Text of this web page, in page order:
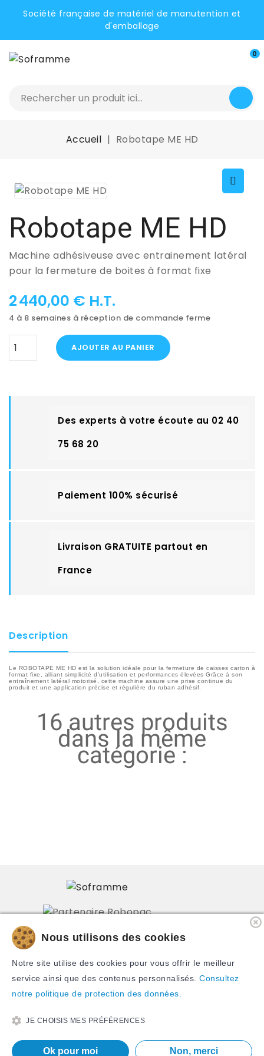
Société française de matériel de manutention et
d'emballage
0
Accueil Robotape ME HD
Robotape ME HD
Machine adhésiveuse avec entrainement latéral
pour la fermeture de boites à format fixe
2 440,00 € H.T.
4 à 8 semaines à réception de commande ferme
AJOUTER AU PANIER
Des experts à votre écoute au 02 40
75 68 20
Paiement 100% sécurisé
Livraison GRATUITE partout en
France
Description
Le ROBOTAPE ME HD est la solution idéale pour la fermeture de caisses carton à
format fixe, alliant simplicité d’utilisation et performances élevées Grâce à son
entraînement latéral motorisé, cette machine assure une prise continue du
produit et une application précise et régulière du ruban adhésif.
16 autres produits
dans la même
catégorie :
PRODUITS
NOTRE SOCIÉTÉ
CONTACTEZ-NOUS
Nous utilisons des cookies
Notre site utilise des cookies pour vous offrir le meilleur
service ainsi que des contenus personnalisés. Consultez
notre politique de protection des données.
JE CHOISIS MES PRÉFÉRENCES
Ok pour moi Non, merci